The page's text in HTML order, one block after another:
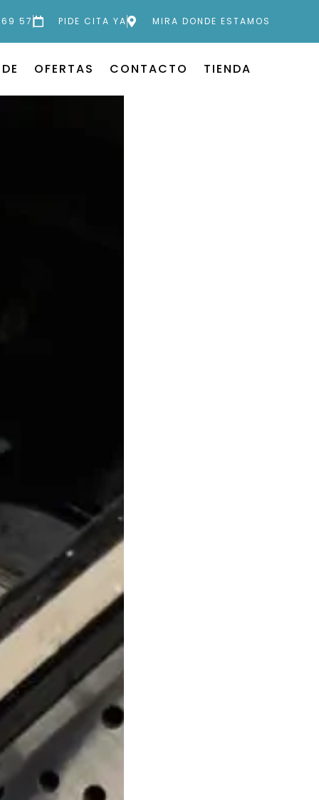
69 57 PIDE CITA YA MIRA DONDE ESTAMOS
OFERTAS CONTACTO TIENDA